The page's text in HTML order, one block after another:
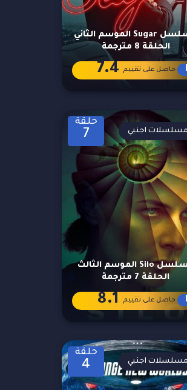
مسلسل Sugar الموسم الثاني
الحلقة 8 مترجمة
حاصل على تقييم 7.4
حلقة
7
مسلسل Silo الموسم الثالث
الحلقة 7 مترجمة
مسلسلات اجنبي
حاصل على تقييم 8.1
حلقة
4 مسلسلات اجنبي